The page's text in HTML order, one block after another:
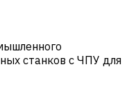
станков с ЧПУ для